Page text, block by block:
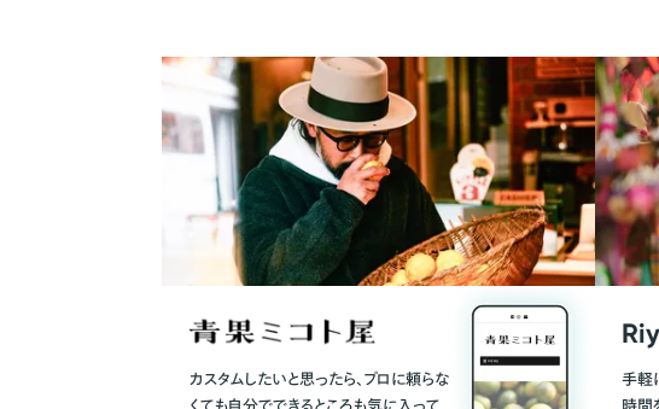
カスタムしたいと思ったら、プロに頼らな
手軽